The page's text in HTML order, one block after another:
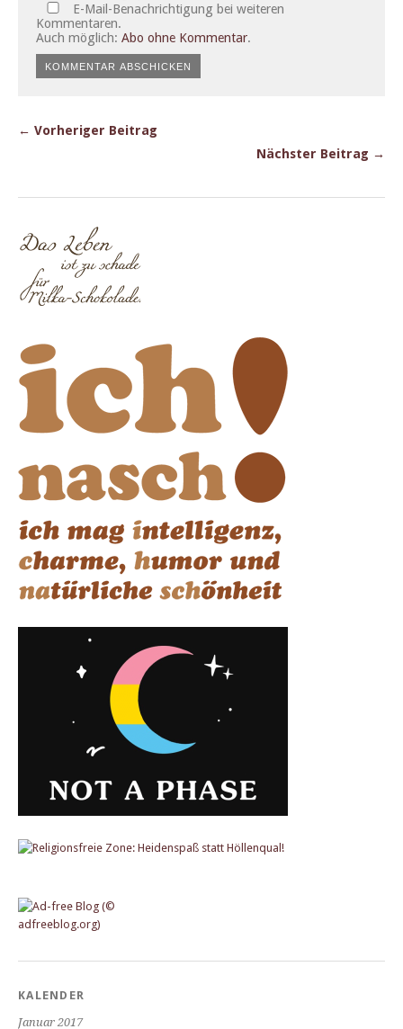
E-Mail-Benachrichtigung bei weiteren
Kommentaren.
Auch möglich: Abo ohne Kommentar.
← Vorheriger Beitrag
Nächster Beitrag →
KALENDER
Januar 2017